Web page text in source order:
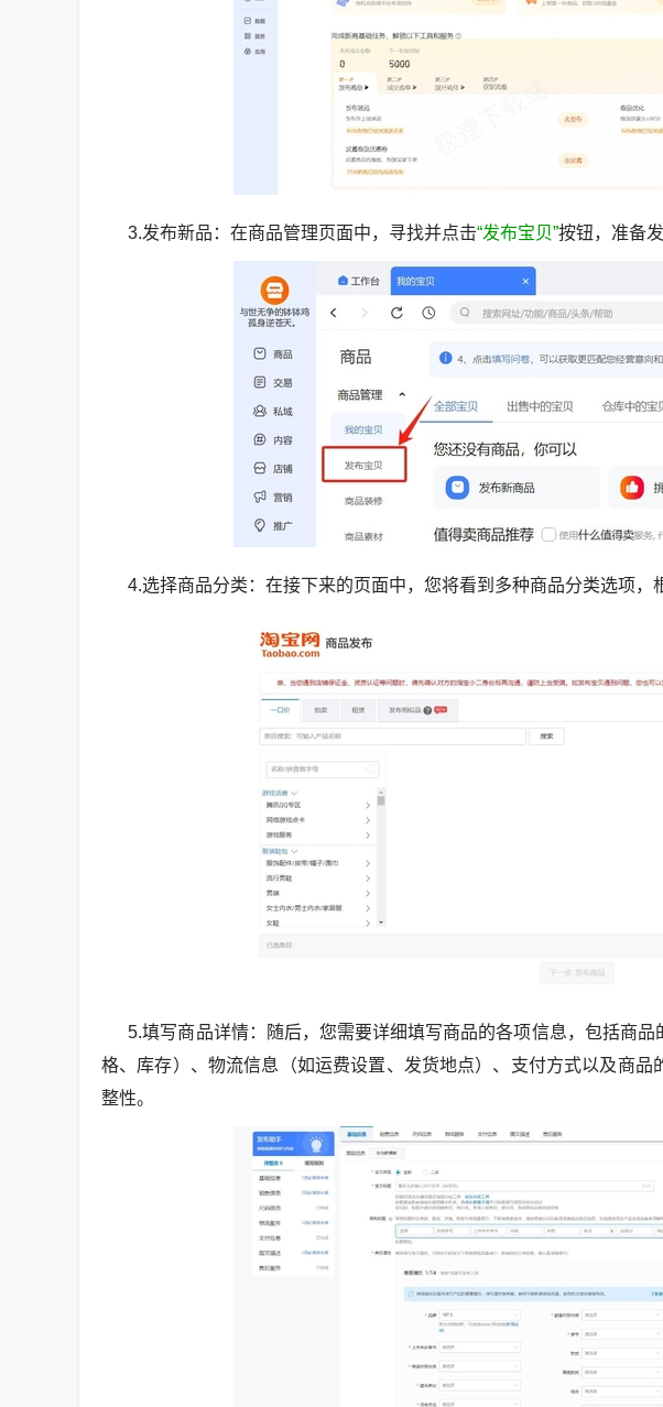
3.发布新品：在商品管理页面中，寻找并点击“发布宝贝”按钮，准备
4.选择商品分类：在接下来的页面中，您将看到多种商品分类选项，
5.填写商品详情：随后，您需要详细填写商品的各项信息，包括商品
格、库存）、物流信息（如运费设置、发货地点）、支付方式以及商
整性。